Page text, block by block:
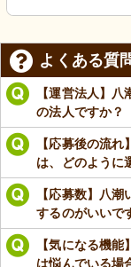
よくある質
【運営法人】
の法人ですか？
【応募後の流
は、どのように
【応募数】八
するのがいいで
【気になる機
は悩んでいる場